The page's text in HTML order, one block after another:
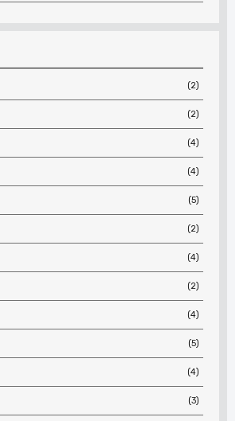
(2)
(2)
(4)
(4)
(5)
(2)
(4)
(2)
(4)
(5)
(4)
(3)